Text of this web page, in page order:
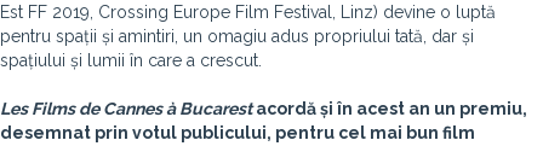
Est FF 2019, Crossing Europe Film Festival, Linz) devine o luptă
pentru spații și amintiri, un omagiu adus propriului tată, dar și
spațiului și lumii în care a crescut.
Les Films de Cannes à Bucarestacordă și în acest an un premiu,
desemnat prin votul publicului, pentru cel mai bun film